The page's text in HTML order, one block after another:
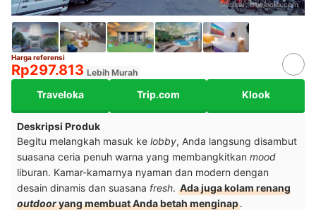
Sumber:traveloka.com
Harga referensi
Rp297.813 Lebih Murah
Traveloka Trip.com Klook
Deskripsi Produk
Begitu melangkah masuk ke lobby, Anda langsung disambut
suasana ceria penuh warna yang membangkitkan mood
liburan. Kamar-kamarnya nyaman dan modern dengan
desain dinamis dan suasana fresh. Ada juga kolam renang
outdooryangmembuat Anda betah menginap.